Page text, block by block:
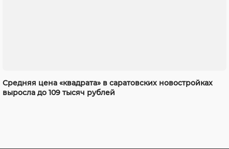
Средняя цена «квадрата» в саратовских новостройках
выросла до 109 тысяч рублей